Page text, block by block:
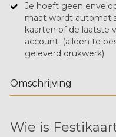
Je hoeft geen
maat wordt
kaarten of de laatste
account. (alleen te
geleverd drukwerk)
Omschrijving
Wie is